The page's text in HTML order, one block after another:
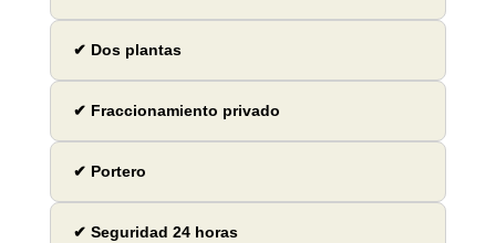
✔ Dos plantas
✔ Fraccionamiento privado
✔ Portero
✔ Seguridad 24 horas